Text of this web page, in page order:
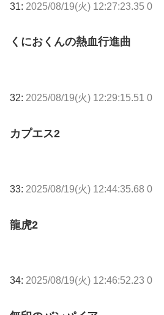
31: 2025/08/19(火) 12:27:23.35 0
くにおくんの熱血行進曲
32: 2025/08/19(火) 12:29:15.51 0
カプエス2
33: 2025/08/19(火) 12:44:35.68 0
龍虎2
34: 2025/08/19(火) 12:46:52.23 0